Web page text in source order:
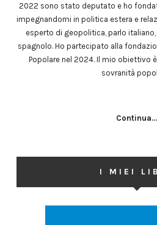
2022 sono stato deputato e ho
impegnandomi in politica estera e
esperto di geopolitica, parlo
spagnolo. Ho partecipato alla
Popolare nel 2024. Il mio obiettivo
sovranità
Continua...
I MIEI